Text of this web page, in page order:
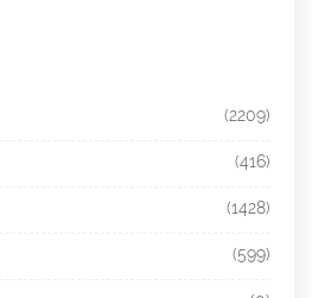
(2209)
(416)
(1428)
(599)